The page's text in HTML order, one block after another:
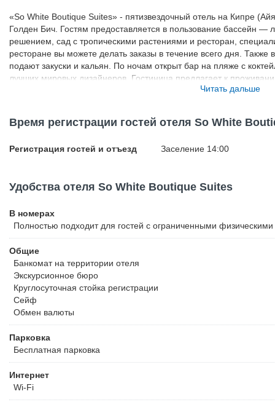
«So White Boutique Suites» - пятизвездочный отель на Кипре
Голден Бич. Гостям предоставляется в пользование бассейн ―
решением, сад с тропическими растениями и ресторан,
ресторане вы можете делать заказы в течение всего дня. Также
подают закуски и кальян. По ночам открыт бар на пляже с
лучших мировых дизайнеров. Гостиница предлагает к
уровнем сервиса и оснащения. В номерах вы найдете
Читать дальше
Время регистрации гостей отеля So White
Регистрация гостей и отъезд Заселение 14:00
Удобства отеля So White Boutique Suites
В номерах
Полностью подходит для гостей с ограниченными
Общие
Банкомат на территории отеля
Экскурсионное бюро
Круглосуточная стойка регистрации
Сейф
Обмен валюты
Парковка
Бесплатная парковка
Интернет
Wi-Fi